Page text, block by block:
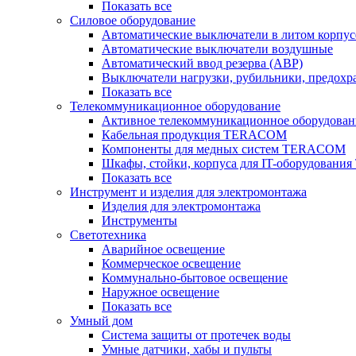
Показать все
Силовое оборудование
Автоматические выключатели в литом
Автоматические выключатели воздушные
Автоматический ввод резерва (АВР)
Выключатели нагрузки, рубильники,
Показать все
Телекоммуникационное оборудование
Активное телекоммуникационное
Кабельная продукция TERACOM
Компоненты для медных систем TERACOM
Шкафы, стойки, корпуса для IT-
Показать все
Инструмент и изделия для электромонтажа
Изделия для электромонтажа
Инструменты
Светотехника
Аварийное освещение
Коммерческое освещение
Коммунально-бытовое освещение
Наружное освещение
Показать все
Умный дом
Система защиты от протечек воды
Умные датчики, хабы и пульты